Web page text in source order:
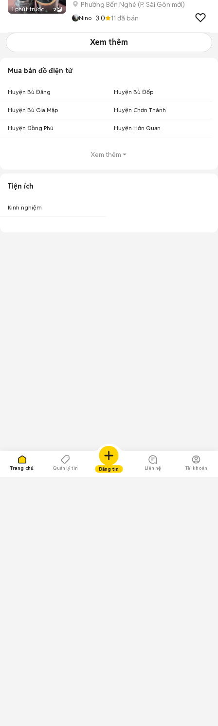
Trang chủ Quản lý tin Đăng tin Liên hệ Tài khoản
1 phút trước 2
Phường Bến Nghé (P. Sài Gòn mới)
Nino 3.0 11 đã bán
Xem thêm
Mua bán đồ điện tử
Huyện Bù Đăng Huyện Bù Đốp
Huyện Bù Gia Mập Huyện Chơn Thành
Huyện Đồng Phú Huyện Hớn Quản
Xem thêm
Tiện ích
Kinh nghiệm